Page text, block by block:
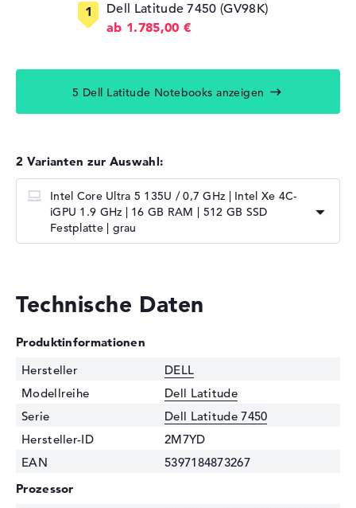
Dell Latitude 7450 (GV98K)
ab 1.785,00 €
5 Dell Latitude Notebooks anzeigen
2 Varianten zur Auswahl:
Intel Core Ultra 5 135U / 0,7 GHz | Intel Xe 4C-
iGPU 1.9 GHz | 16 GB RAM | 512 GB SSD
Festplatte | grau
Technische Daten
Produktinformationen
Hersteller
DELL
Modellreihe
Dell Latitude
Serie
Dell Latitude 7450
Hersteller-ID
2M7YD
EAN
5397184873267
Prozessor